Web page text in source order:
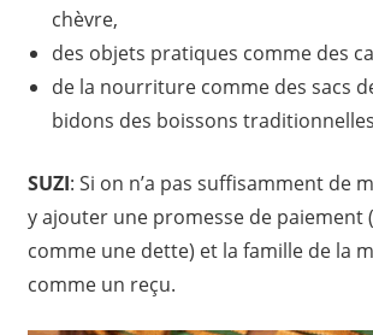
chèvre,
des objets pratiques comme des
de la nourriture comme des sacs
bidons des boissons
SUZI: Si on n’a pas suffisamment de
y ajouter une promesse de paiement
comme une dette) et la famille de la
comme un reçu.